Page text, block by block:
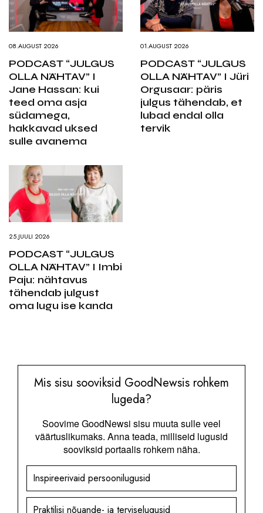
08.AUGUST 2026
PODCAST “JULGUS
OLLA NÄHTAV” I
Jane Hassan: kui
teed oma asja
südamega,
hakkavad uksed
sulle avanema
01.AUGUST 2026
PODCAST “JULGUS
OLLA NÄHTAV” I Jüri
Orgusaar: päris
julgus tähendab, et
lubad endal olla
tervik
25.JUULI 2026
PODCAST “JULGUS
OLLA NÄHTAV” I Imbi
Paju: nähtavus
tähendab julgust
oma lugu ise kanda
Mis sisu sooviksid GoodNewsis rohkem
lugeda?
Soovime GoodNewsi sisu muuta sulle veel
väärtuslikumaks. Anna teada, milliseid lugusid
sooviksid portaalis rohkem näha.
Inspireerivaid persoonilugusid
Praktilisi nõuande- ja terviselugusid